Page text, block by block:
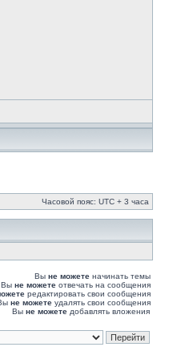
Часовой пояс: UTC + 3 часа
Вы не можете начинать темы
Вы не можете отвечать на сообщения
редактировать свои сообщения
не можете удалять свои сообщения
Вы не можете добавлять вложения